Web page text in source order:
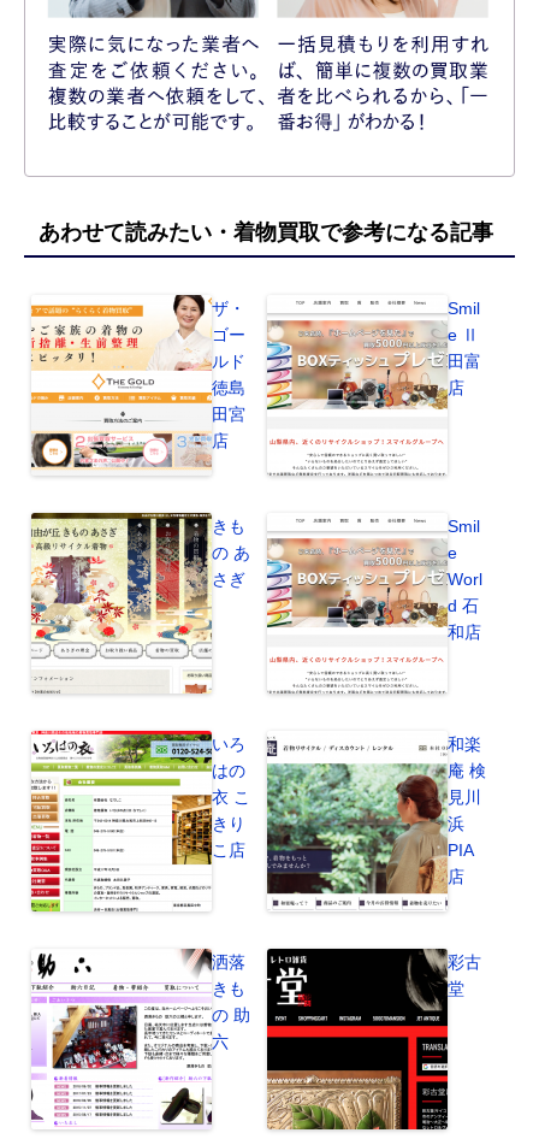
あわせて読みたい・着物買取で参考になる記事
ザ・
ゴー
ルド
徳島
田宮
店
Smil
e Ⅱ
田富
店
きも
の あ
さぎ
Smil
e
Worl
d 石
和店
いろ
はの
衣 こ
きり
こ店
和楽
庵 検
見川
浜
PIA
店
洒落
きも
の 助
六
彩古
堂